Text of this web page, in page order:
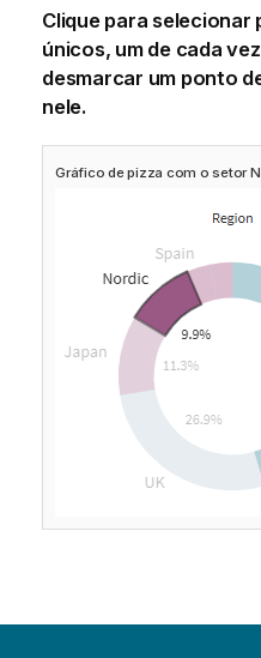
Clique para
únicos, um de cada
desmarcar um ponto
nele.
Gráfico de pizza com o setor